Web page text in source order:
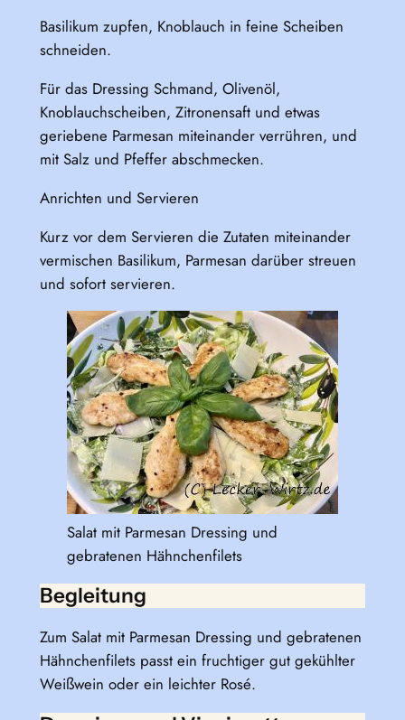
Basilikum zupfen, Knoblauch in feine Scheiben
schneiden.
Für das Dressing Schmand, Olivenöl,
Knoblauchscheiben, Zitronensaft und etwas
geriebene Parmesan miteinander verrühren, und
mit Salz und Pfeffer abschmecken.
Anrichten und Servieren
Kurz vor dem Servieren die Zutaten miteinander
vermischen Basilikum, Parmesan darüber streuen
und sofort servieren.
Salat mit Parmesan Dressing und
gebratenen Hähnchenfilets
Begleitung
Zum Salat mit Parmesan Dressing und gebratenen
Hähnchenfilets passt ein fruchtiger gut gekühlter
Weißwein oder ein leichter Rosé.